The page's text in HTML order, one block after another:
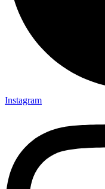
Instagram